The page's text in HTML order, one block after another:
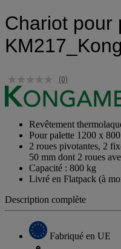
Chariot pour
(0)
Revêtement
Pour palette 1200 x
2 roues pivotantes, 2
50 mm dont 2 roues
Capacité : 800 kg
Livré en Flatpack (à
Description complète
Fabriqué en UE